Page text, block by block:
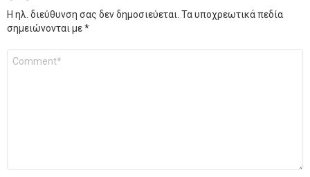
Η ηλ. διεύθυνση σας δεν δημοσιεύεται. Τα υποχρεωτικά πεδία
σημειώνονται με*